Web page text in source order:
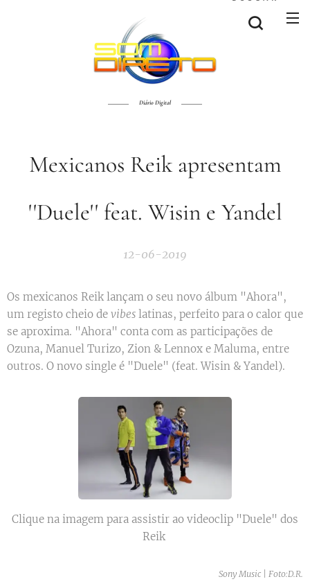
Diário Digital
Mexicanos Reik apresentam
''Duele'' feat. Wisin e Yandel
12-06-2019
Os mexicanos Reik lançam o seu novo álbum "Ahora",
um registo cheio de vibes latinas, perfeito para o calor que
se aproxima. "Ahora" conta com as participações de
Ozuna, Manuel Turizo, Zion & Lennox e Maluma, entre
outros. O novo single é "Duele" (feat. Wisin & Yandel).
Clique na imagem para assistir ao videoclip "Duele" dos
Reik
Sony Music | Foto:D.R.